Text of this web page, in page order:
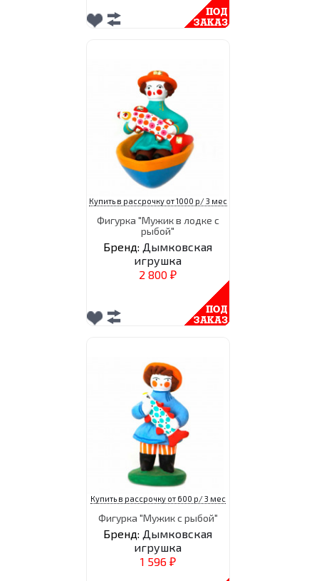
Купить в рассрочку от 1000 р/ 3 мес
Фигурка "Мужик в лодке с
рыбой"
Бренд: Дымковская
игрушка
2 800 ₽
Купить в рассрочку от 600 р/ 3 мес
Фигурка "Мужик с рыбой"
Бренд: Дымковская
игрушка
1 596 ₽